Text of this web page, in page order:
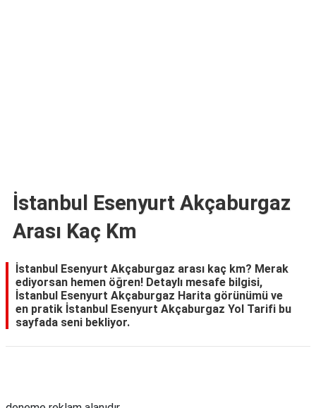
İstanbul Esenyurt Akçaburgaz
Arası Kaç Km
İstanbul Esenyurt Akçaburgaz arası kaç km? Merak
ediyorsan hemen öğren! Detaylı mesafe bilgisi,
İstanbul Esenyurt Akçaburgaz Harita görünümü ve
en pratik İstanbul Esenyurt Akçaburgaz Yol Tarifi bu
sayfada seni bekliyor.